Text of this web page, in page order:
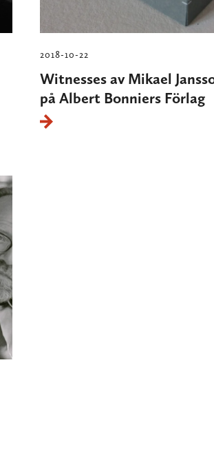
2018-10-22
Witnesses av Mikael
på Albert Bonniers Förlag